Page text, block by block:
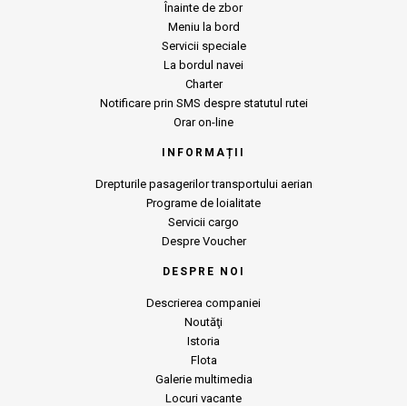
Înainte de zbor
Meniu la bord
Servicii speciale
La bordul navei
Charter
Notificare prin SMS despre statutul rutei
Orar on-line
INFORMAȚII
Drepturile pasagerilor transportului aerian
Programe de loialitate
Servicii cargo
Despre Voucher
DESPRE NOI
Descrierea companiei
Noutăţi
Istoria
Flota
Galerie multimedia
Locuri vacante